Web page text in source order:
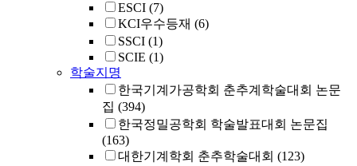
ESCI (7)
KCI우수등재 (6)
SSCI (1)
SCIE (1)
학술지명
한국기계가공학회 춘추계학술대회 논문
집 (394)
한국정밀공학회 학술발표대회 논문집
(163)
대한기계학회 춘추학술대회 (123)